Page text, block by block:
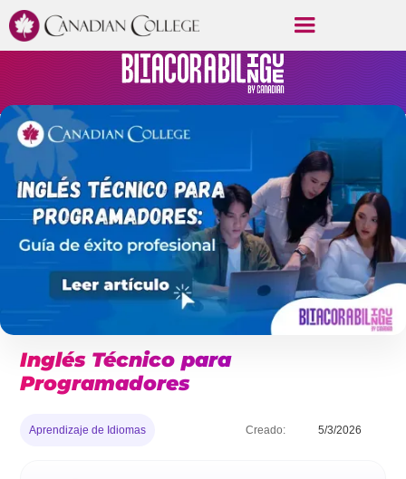
Inglés Técnico para
Programadores
Aprendizaje de Idiomas Creado: 5/3/2026